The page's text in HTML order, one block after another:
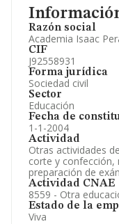
Razón social
Academia Isaac
CIF
J92558931
Forma jurídica
Sociedad civil
Sector
Educación
Fecha de
1-1-2004
Actividad
Otras actividades
corte y confección,
preparación de
Actividad CNAE
8559 - Otra
Estado de la
Viva
Información